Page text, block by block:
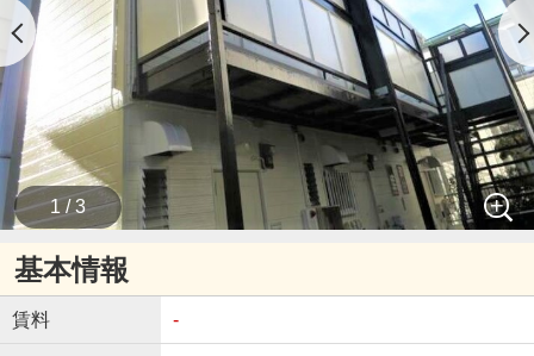
1 / 3
基本情報
賃料 -